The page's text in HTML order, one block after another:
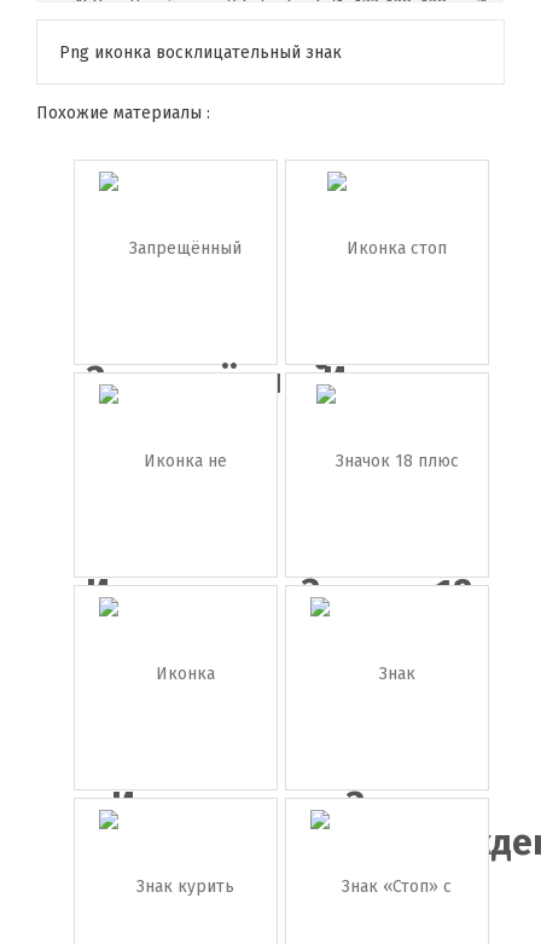
Png иконка восклицательный знак
Похожие материалы :
Запрещённый
пласт...
Иконка
Иконка не
курить
Значок 18
Иконка
дорожный
з...
Знак